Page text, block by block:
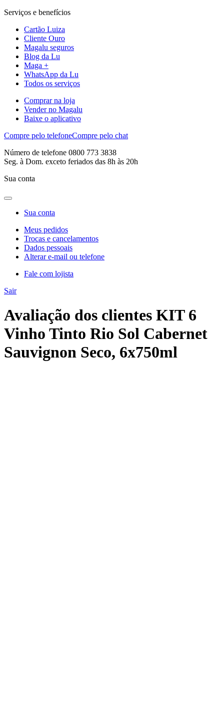
Serviços e benefícios
Cartão Luiza
Cliente Ouro
Magalu seguros
Blog da Lu
Maga +
WhatsApp da Lu
Todos os serviços
Comprar na loja
Vender no Magalu
Baixe o aplicativo
Compre pelo telefoneCompre pelo chat
Número de telefone 0800 773 3838
Seg. à Dom. exceto feriados das 8h às 20h
Sua conta
Sua conta
Meus pedidos
Trocas e cancelamentos
Dados pessoais
Alterar e-mail ou telefone
Fale com lojista
Sair
Avaliação dos clientes KIT 6
Vinho Tinto Rio Sol Cabernet
Sauvignon Seco, 6x750ml